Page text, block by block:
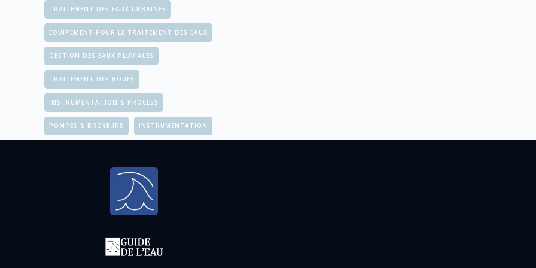
TRAITEMENT DES EAUX URBAINES
EQUIPEMENT POUR LE TRAITEMENT DES EAUX
GESTION DES EAUX PLUVIALES
TRAITEMENT DES BOUES
INSTRUMENTATION & PROCESS
POMPES & BROYEURS INSTRUMENTATION